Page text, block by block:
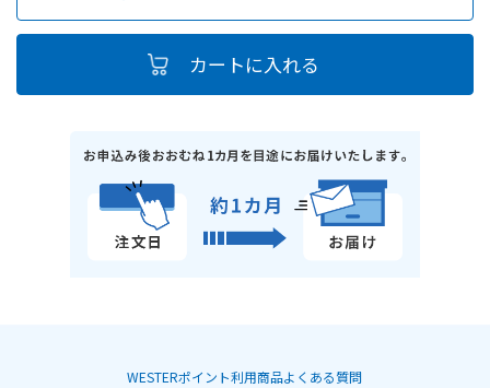
WESTERポイント利用商品よくある質問